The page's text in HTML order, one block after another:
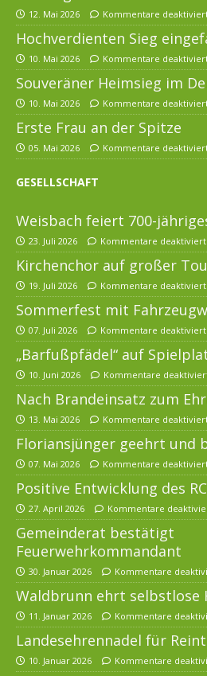
12. Mai 2026 Kommentare
Hochverdienten Sieg
10. Mai 2026 Kommentare
Souveräner Heimsieg im
10. Mai 2026 Kommentare
Erste Frau an der Spitze
05. Mai 2026 Kommentare
GESELLSCHAFT
Weisbach feiert 700-
23. Juli 2026 Kommentare deaktiviert
Kirchenchor auf großer
19. Juli 2026 Kommentare deaktiviert
Sommerfest mit
07. Juli 2026 Kommentare deaktiviert
„Barfußpfädel“ auf
10. Juni 2026 Kommentare
Nach Brandeinsatz zum
13. Mai 2026 Kommentare
Floriansjünger geehrt und
07. Mai 2026 Kommentare
Positive Entwicklung des
27. April 2026 Kommentare
Gemeinderat bestätigt
Feuerwehrkommandant
30. Januar 2026 Kommentare
Waldbrunn ehrt selbstlose
11. Januar 2026 Kommentare
Landesehrennadel für
10. Januar 2026 Kommentare